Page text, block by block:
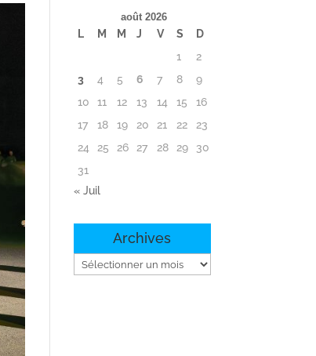
août 2026
L M M J V S
D
1
2
3
4 5 6 7 8
9
10
11 12 13 14 15
16
17
18 19 20 21 22
23
24
25 26 27 28 29
30
31
« Juil
Archives
Archives